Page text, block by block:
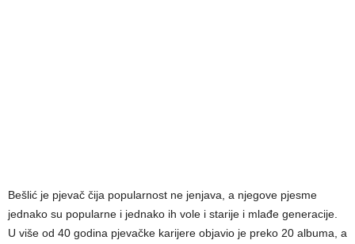
Bešlić je pjevač čija popularnost ne jenjava, a njegove pjesme
jednako su popularne i jednako ih vole i starije i mlađe generacije.
U više od 40 godina pjevačke karijere objavio je preko 20 albuma, a